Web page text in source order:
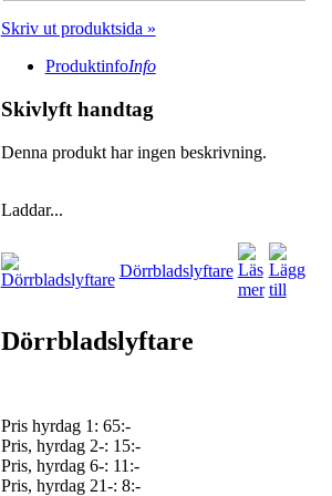
Skriv ut produktsida »
ProduktinfoInfo
Skivlyft handtag
Denna produkt har ingen beskrivning.
Laddar...
Dörrbladslyftare
Dörrbladslyftare
Pris hyrdag 1: 65:-
Pris, hyrdag 2-: 15:-
Pris, hyrdag 6-: 11:-
Pris, hyrdag 21-: 8:-